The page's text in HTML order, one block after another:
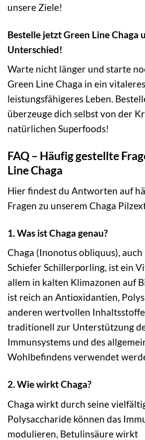
unsere Ziele!
Bestelle jetzt Green Line Chaga
Unterschied!
Warte nicht länger und starte
Green Line Chaga in ein
leistungsfähigeres Leben.
überzeuge dich selbst von der
natürlichen Superfoods!
FAQ – Häufig gestellte
Line Chaga
Hier findest du Antworten auf
Fragen zu unserem Chaga
1. Was ist Chaga genau?
Chaga (Inonotus obliquus),
Schiefer Schillerporling, ist ein
allem in kalten Klimazonen auf
ist reich an Antioxidantien,
anderen wertvollen
traditionell zur Unterstützung
Immunsystems und des
Wohlbefindens verwendet
2. Wie wirkt Chaga?
Chaga wirkt durch seine
Polysaccharide können das
modulieren, Betulinsäure wirkt